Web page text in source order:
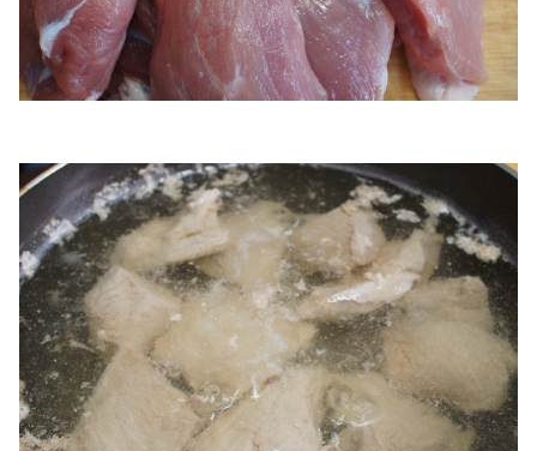
คอร์ส
ออนไลน์
เรียน
ติดต่อ
โฆษณา
แจ้ง
ปัญหา
ร่วม
งาน
กับ
เรา